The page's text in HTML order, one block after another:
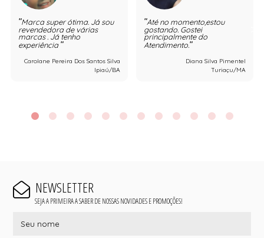
Marca super ótima. Já sou
revendedora de várias
marcas . Já tenho
experiência
Carolane Pereira Dos Santos Silva
Ipiaú/BA
Até no momento,estou
gostando. Gostei
principalmente do
Atendimento.
Diana Silva Pimentel
Turiaçu/MA
NEWSLETTER
SEJA A PRIMEIRA A SABER DE NOSSAS NOVIDADES E PROMOÇÕES!